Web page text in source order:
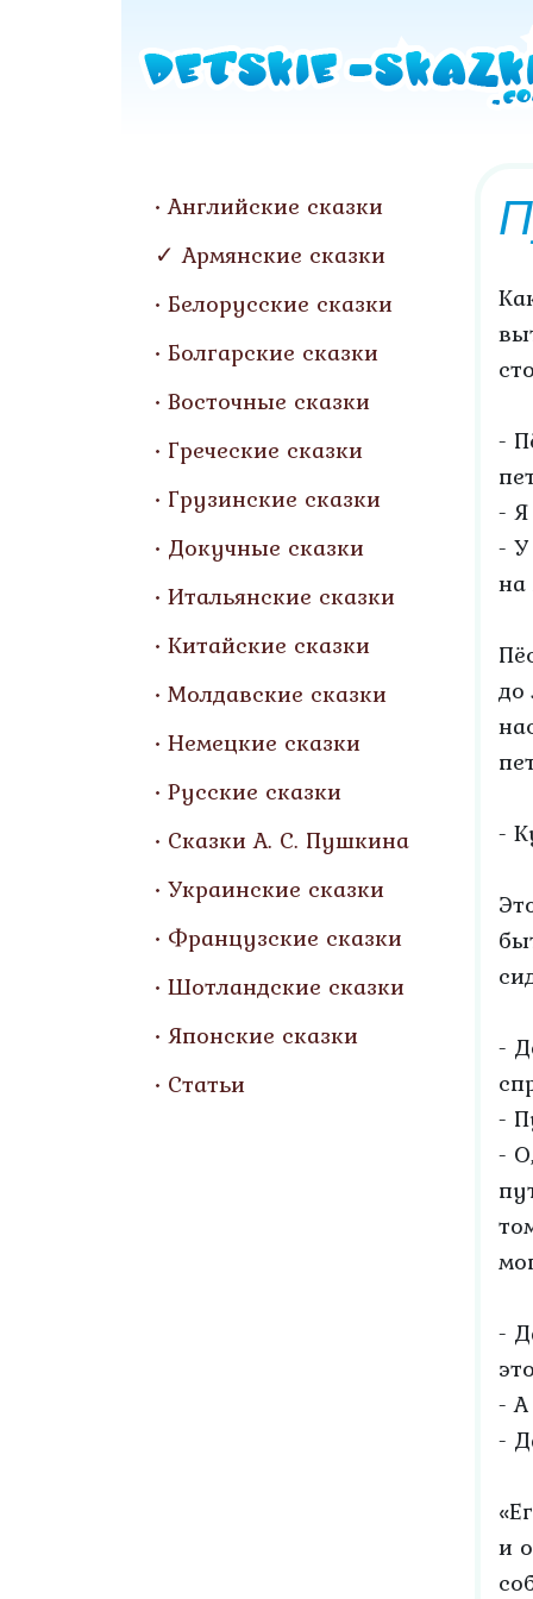
Английские сказки
Армянские сказки
Белорусские сказки
Болгарские сказки
Восточные сказки
Греческие сказки
Грузинские сказки
Докучные сказки
Итальянские сказки
Китайские сказки
Молдавские сказки
Немецкие сказки
Русские сказки
Сказки А. С. Пушкина
Украинские сказки
Французские сказки
Шотландские сказки
Японские сказки
Статьи
-
- Я
-
на
до
-
-
-
-
-
-
-
и